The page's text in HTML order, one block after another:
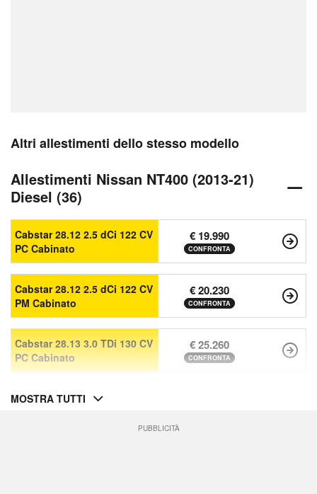
Altri allestimenti dello stesso modello
Allestimenti Nissan NT400 (2013-21)
Diesel (36)
Cabstar 28.12 2.5 dCi 122 CV
PC Cabinato
€ 19.990
CONFRONTA
Cabstar 28.12 2.5 dCi 122 CV
PM Cabinato
€ 20.230
CONFRONTA
Cabstar 28.13 3.0 TDi 130 CV
PC Cabinato
€ 25.260
CONFRONTA
MOSTRA TUTTI
PUBBLICITÀ